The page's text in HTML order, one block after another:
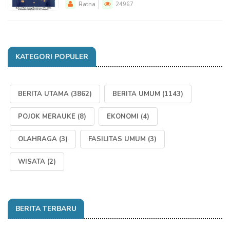
Ratna 24967
KATEGORI POPULER
BERITA UTAMA (3862) BERITA UMUM (1143)
POJOK MERAUKE (8) EKONOMI (4)
OLAHRAGA (3) FASILITAS UMUM (3)
WISATA (2)
BERITA TERBARU